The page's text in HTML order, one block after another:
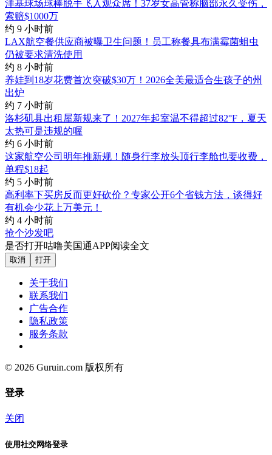
洋基球场球棒脱手飞入观众席！37岁女高管称脑部永久受伤，
索赔$1000万
约 9 小时前
LAX航空餐供应商被曝卫生问题！员工称餐具布满霉菌蛆虫
仍被要求清洗使用
约 8 小时前
养娃到18岁花费首次突破$30万！2026全美最适合生孩子的州
出炉
约 7 小时前
洛杉矶县出租屋新规来了！2027年起室温不得超过82°F，夏天
太热可是违规的喔
约 6 小时前
这家航空公司明年推新规！随身行李放头顶行李舱也要收费，
单程$18起
约 5 小时前
高利率下买房反而更好砍价？专家公开6个省钱方法，谈得好
有机会少花上万美元！
约 4 小时前
抢个沙发吧
是否打开咕噜美国通APP阅读全文
取消 打开
关于我们
联系我们
广告合作
隐私政策
服务条款
© 2026 Guruin.com 版权所有
登录
关闭
使用社交网络登录